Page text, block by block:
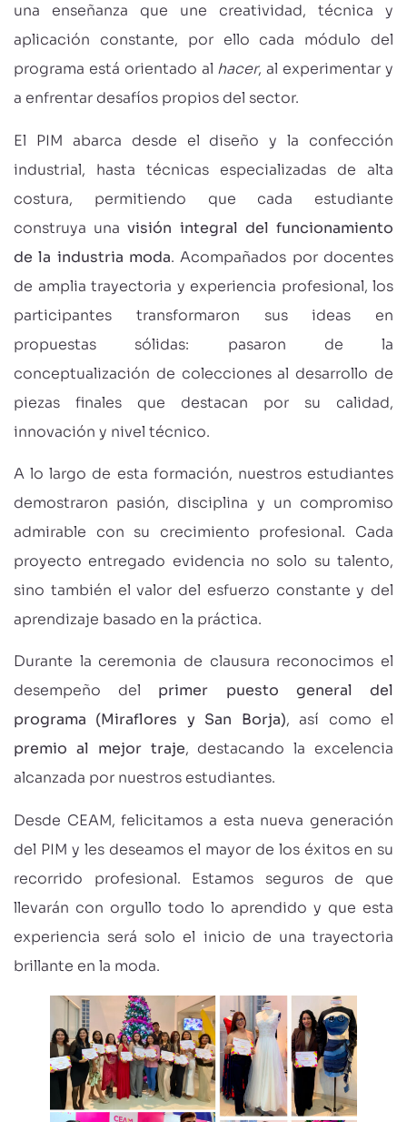
una enseñanza que une creatividad, técnica y
aplicación constante, por ello cada módulo del
programa está orientado al hacer, al experimentar y
a enfrentar desafíos propios del sector.
El PIM abarca desde el diseño y la confección
industrial, hasta técnicas especializadas de alta
costura, permitiendo que cada estudiante
construya unavisión integral del funcionamiento
de la industria moda. Acompañados por docentes
de amplia trayectoria y experiencia profesional, los
participantes transformaron sus ideas en
propuestas sólidas: pasaron de la
conceptualización de colecciones al desarrollo de
piezas finales que destacan por su calidad,
innovación y nivel técnico.
A lo largo de esta formación, nuestros estudiantes
demostraron pasión, disciplina y un compromiso
admirable con su crecimiento profesional. Cada
proyecto entregado evidencia no solo su talento,
sino también el valor del esfuerzo constante y del
aprendizaje basado en la práctica.
Durante la ceremonia de clausura reconocimos el
desempeño del primer puesto general del
programa (Miraflores y San Borja), así como el
premio al mejor traje, destacando la excelencia
alcanzada por nuestros estudiantes.
Desde CEAM, felicitamos a esta nueva generación
del PIM y les deseamos el mayor de los éxitos en su
recorrido profesional. Estamos seguros de que
llevarán con orgullo todo lo aprendido y que esta
experiencia será solo el inicio de una trayectoria
brillante en la moda.